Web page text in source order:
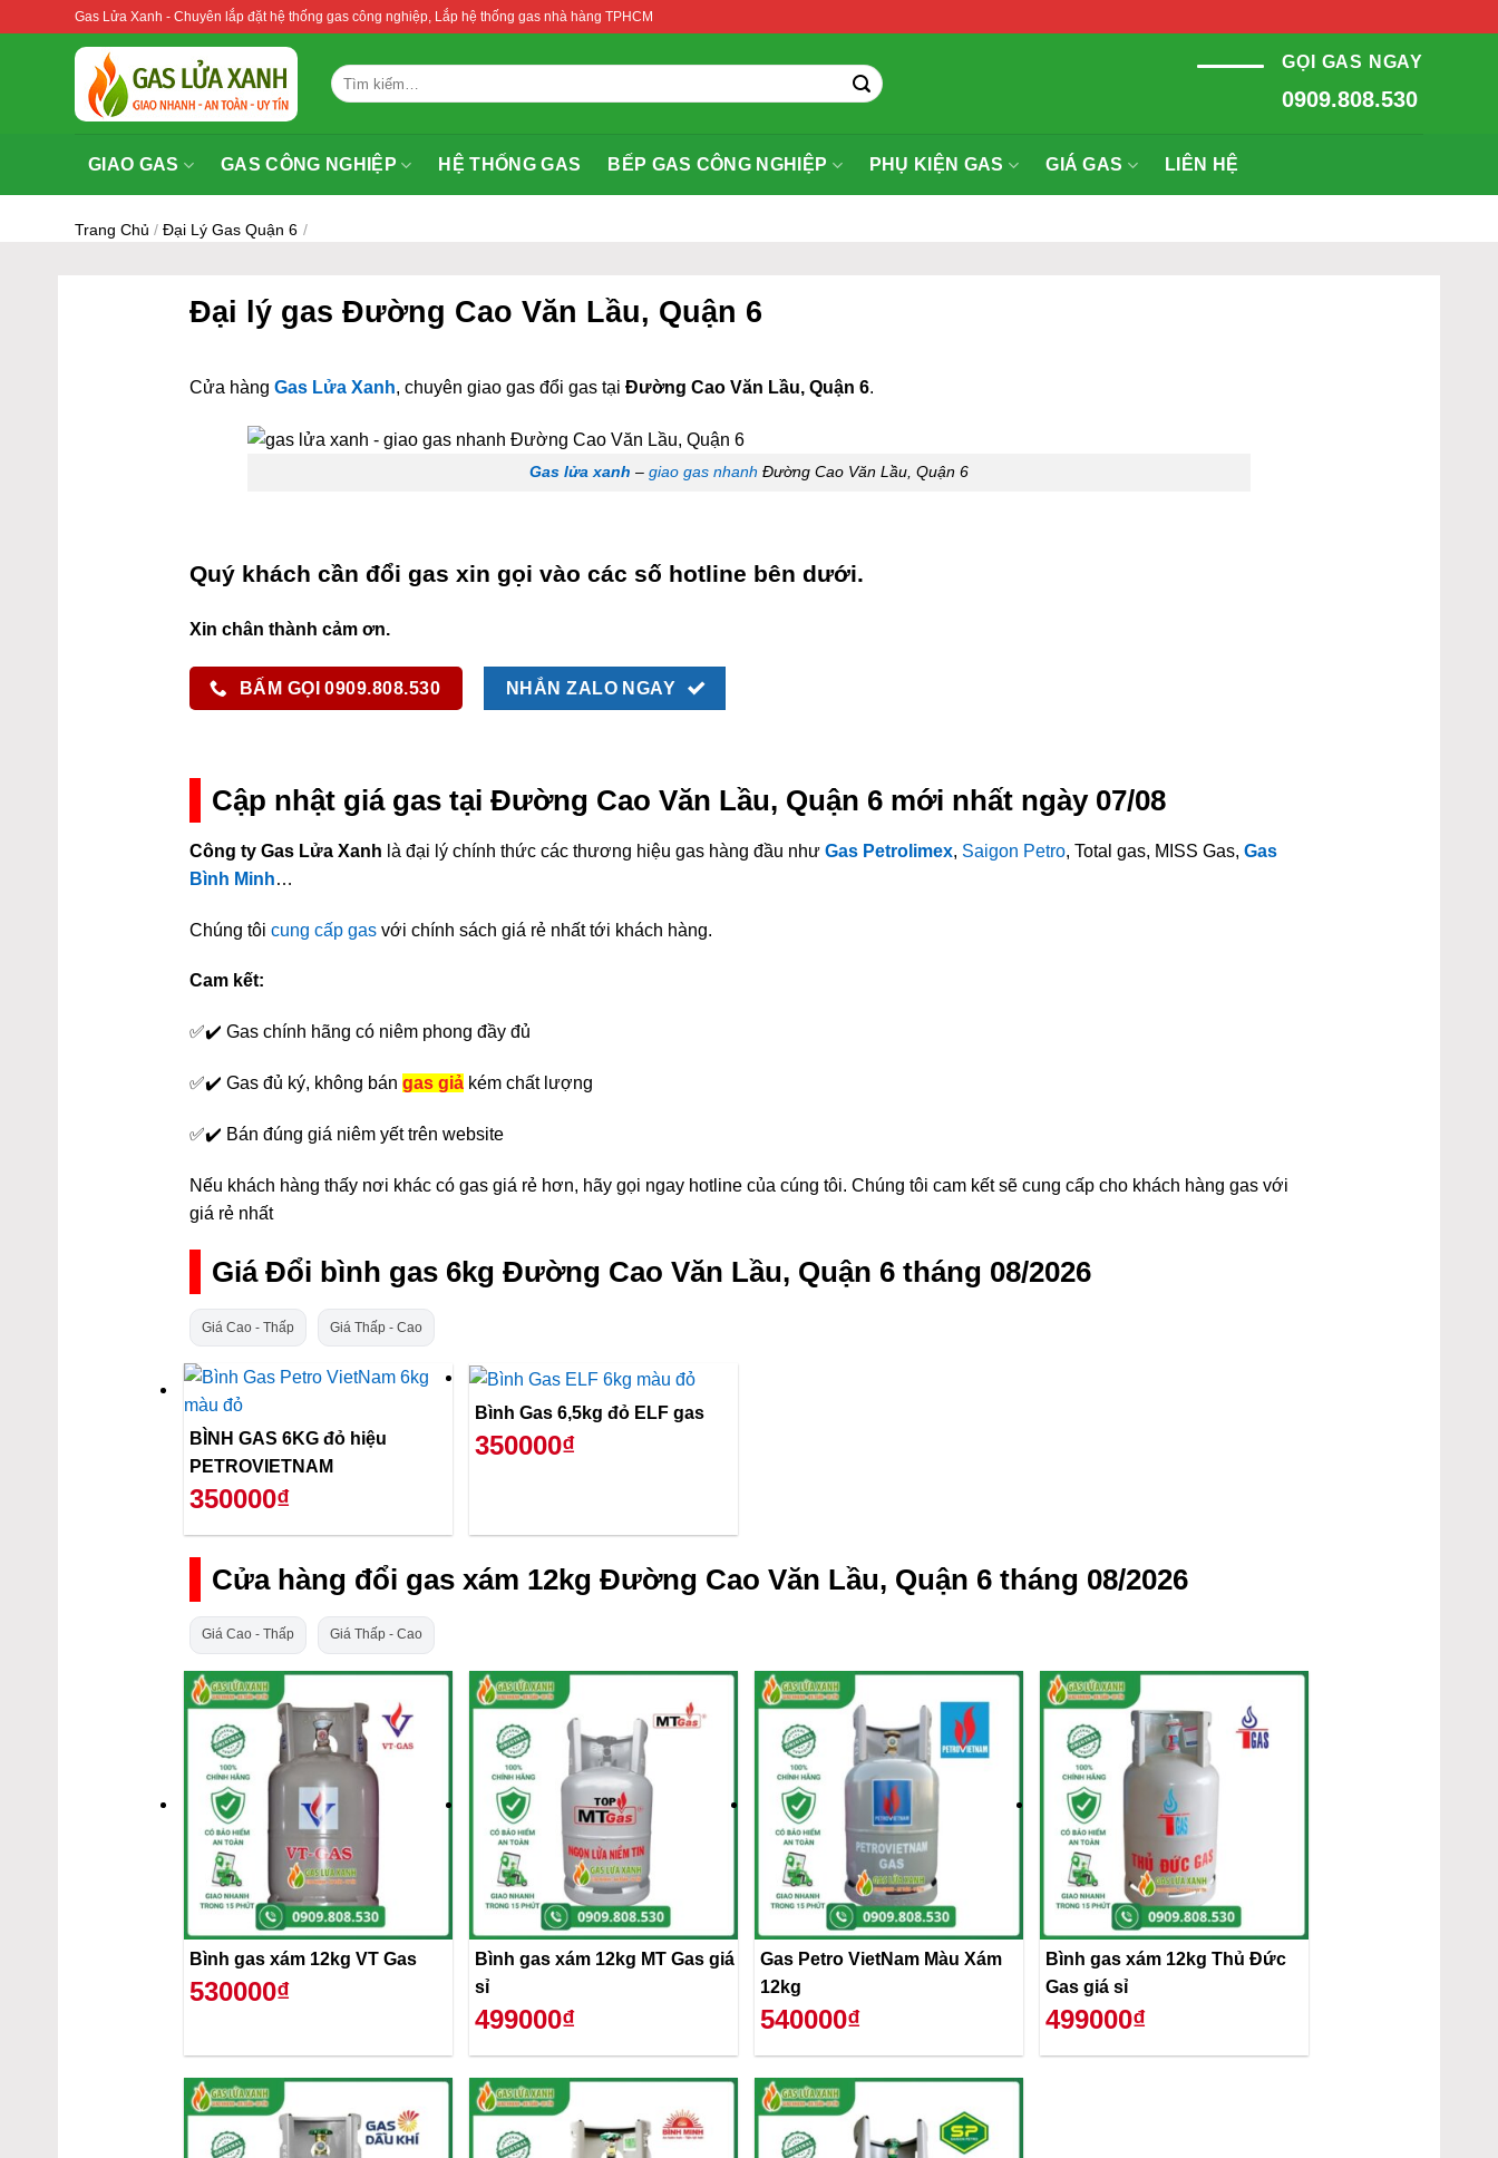
Gas Lửa Xanh - Chuyên lắp đặt hệ thống gas công nghiệp, Lắp hệ thống gas nhà hàng TPHCM
Tìm
kiếm:
GỌI GAS NGAY
0909.808.530
GIAO GAS GAS CÔNG NGHIỆP HỆ THỐNG GAS BẾP GAS CÔNG NGHIỆP PHỤ KIỆN GAS GIÁ GAS LIÊN HỆ
Trang Chủ / Đại Lý Gas Quận 6 /
Đại lý gas Đường Cao Văn Lầu, Quận 6
Cửa hàngGas Lửa Xanh, chuyên giao gas đổi gas tạiĐường Cao Văn Lầu, Quận 6.
Gas lửa xanh – giao gas nhanh Đường Cao Văn Lầu, Quận 6
Quý khách cần đổi gas xin gọi vào các số hotline bên dưới.
Xin chân thành cảm ơn.
BẤM GỌI 0909.808.530 NHẮN ZALO NGAY
Cập nhật giá gas tại Đường Cao Văn Lầu, Quận 6 mới nhất ngày 07/08
Công ty Gas Lửa Xanh là đại lý chính thức các thương hiệu gas hàng đầu nhưGas Petrolimex, Saigon Petro, Total gas, MISS Gas,Gas
Bình Minh…
Chúng tôicung cấp gas với chính sách giá rẻ nhất tới khách hàng.
Cam kết:
✅✔️ Gas chính hãng có niêm phong đầy đủ
✅✔️ Gas đủ ký, không bángas giả kém chất lượng
✅✔️ Bán đúng giá niêm yết trên website
Nếu khách hàng thấy nơi khác có gas giá rẻ hơn, hãy gọi ngay hotline của cúng tôi. Chúng tôi cam kết sẽ cung cấp cho khách hàng gas với
giá rẻ nhất
Giá Đổi bình gas 6kg Đường Cao Văn Lầu, Quận 6 tháng 08/2026
Giá Cao - Thấp Giá Thấp - Cao
BÌNH GAS 6KG đỏ hiệu
PETROVIETNAM
350000₫
Bình Gas 6,5kg đỏ ELF gas
350000₫
Cửa hàng đổi gas xám 12kg Đường Cao Văn Lầu, Quận 6 tháng 08/2026
Giá Cao - Thấp Giá Thấp - Cao
Bình gas xám 12kg VT Gas
530000₫
Bình gas xám 12kg MT Gas giá
sỉ
499000₫
Gas Petro VietNam Màu Xám
12kg
540000₫
Bình gas xám 12kg Thủ Đức
Gas giá sỉ
499000₫